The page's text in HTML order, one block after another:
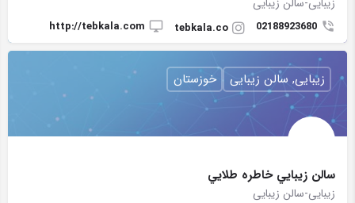
02188923680
tebkala.co
http://tebkala.com
سالن زيبايي خاطره طلايي
زیبایی-سالن زیبایی
زیبایی, سالن زیبایی خوزستان